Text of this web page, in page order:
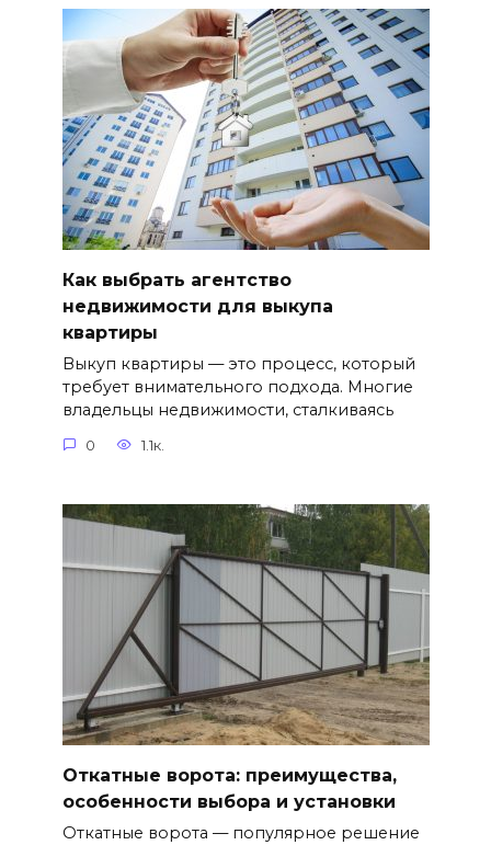
Как выбрать агентство
недвижимости для выкупа
квартиры
Выкуп квартиры — это процесс, который
требует внимательного подхода. Многие
владельцы недвижимости, сталкиваясь
0 1.1к.
Откатные ворота: преимущества,
особенности выбора и установки
Откатные ворота — популярное решение